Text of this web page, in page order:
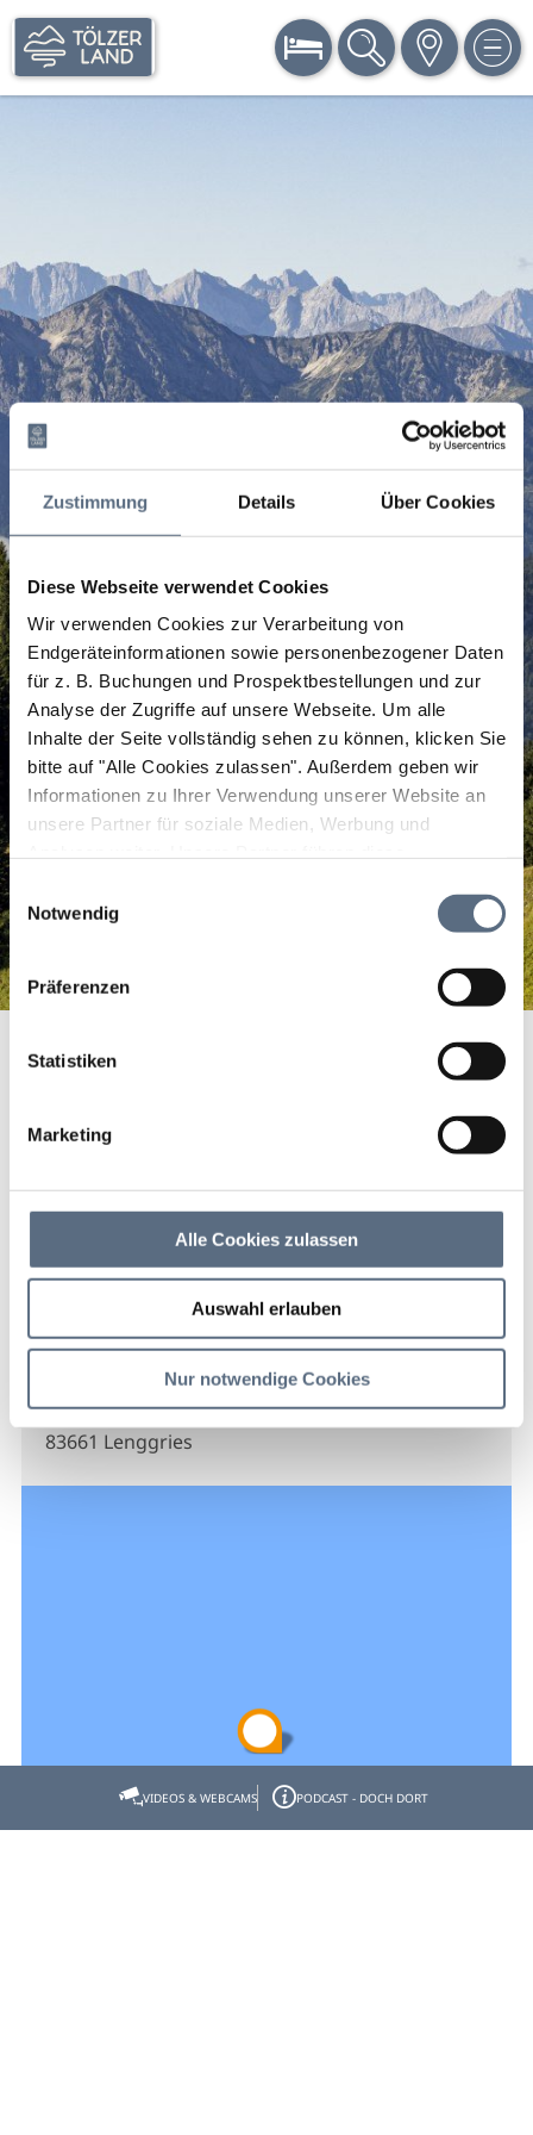
Zustimmung Details Über Cookies
Diese Webseite verwendet Cookies
Wir verwenden Cookies zur Verarbeitung von
Endgeräteinformationen sowie personenbezogener Daten
für z. B. Buchungen und Prospektbestellungen und zur
Analyse der Zugriffe auf unsere Webseite. Um alle
Inhalte der Seite vollständig sehen zu können, klicken Sie
bitte auf "Alle Cookies zulassen". Außerdem geben wir
Informationen zu Ihrer Verwendung unserer Website an
unsere Partner für soziale Medien, Werbung und
zusammen, die Sie ihnen bereitgestellt haben oder die
sie im Rahmen Ihrer Nutzung der Dienste gesammelt
Einwilligungsauswahl
Notwendig
Präferenzen
Statistiken
Marketing
Alle Cookies zulassen
Auswahl erlauben
Nur notwendige Cookies
BUCHEN SUCHE KARTE MENÜ
Langlaufschule
Kontakt
Light Lines Langlaufschule
Gilgenhöfe 4
83661 Lenggries
VIDEOS & WEBCAMS PODCAST - DOCH DORT